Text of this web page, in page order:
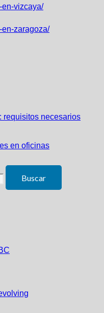
en-vizcaya/
en-zaragoza/
requisitos necesarios
en oficinas